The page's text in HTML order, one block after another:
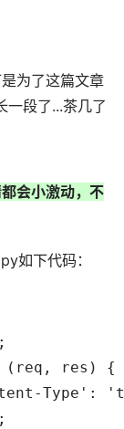
为了这篇文章
一段了...茶几了
会小激动，不
如下代码：
(req, res) {
Type':